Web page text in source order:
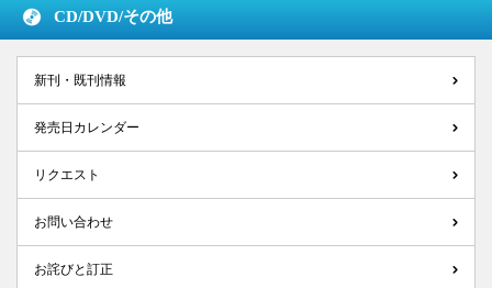
CD/DVD/その他
新刊・既刊情報
発売日カレンダー
リクエスト
お問い合わせ
お詫びと訂正